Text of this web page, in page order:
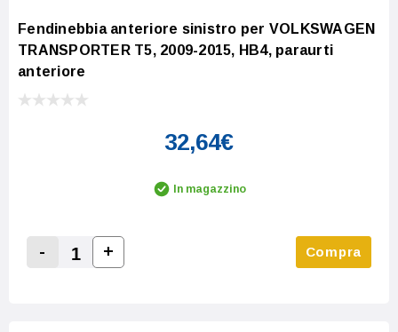
Fendinebbia anteriore sinistro per VOLKSWAGEN
TRANSPORTER T5, 2009-2015, HB4, paraurti
anteriore
32,64€
In magazzino
Decrease Quantity:
-
Increase Quantity:
+ Compra